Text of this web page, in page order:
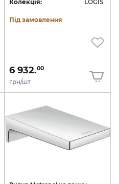
Колекція: LOGIS
Під замовлення
6 932.00
грн/шт